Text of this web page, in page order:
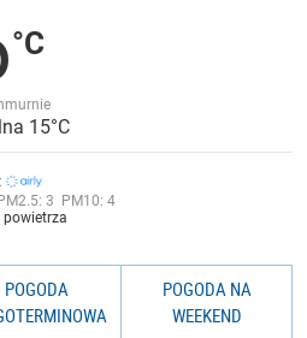
15°C
3 PM10: 4
powietrza
POGODA
POGODA NA
WEEKEND